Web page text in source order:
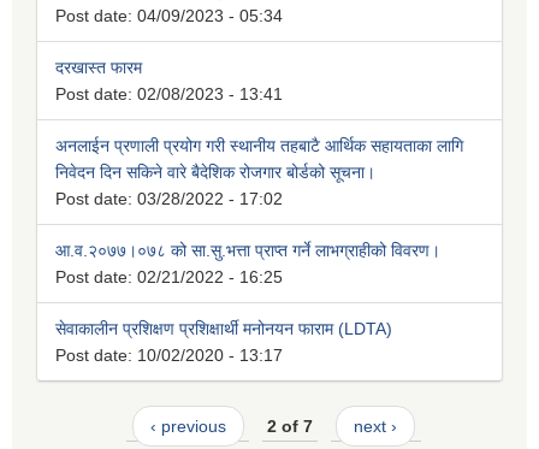
Post date: 04/09/2023 - 05:34
दरखास्त फारम
Post date: 02/08/2023 - 13:41
अनलाईन प्रणाली प्रयोग गरी स्थानीय तहबाटै आर्थिक सहायताका लागि
निवेदन दिन सकिने वारे बैदेशिक रोजगार बोर्डको सूचना।
Post date: 03/28/2022 - 17:02
आ.व.२०७७।०७८ को सा.सु.भत्ता प्राप्त गर्ने लाभग्राहीको विवरण।
Post date: 02/21/2022 - 16:25
सेवाकालीन प्रशिक्षण प्रशिक्षार्थी मनोनयन फाराम (LDTA)
Post date: 10/02/2020 - 13:17
‹ previous 2 of 7 next ›